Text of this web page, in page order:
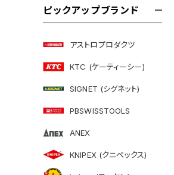
ピックアップブランド
アストロプロダクツ
KTC (ケーティーシー)
SIGNET (シグネット)
PBSWISSTOOLS
ANEX
KNIPEX (クニペックス)